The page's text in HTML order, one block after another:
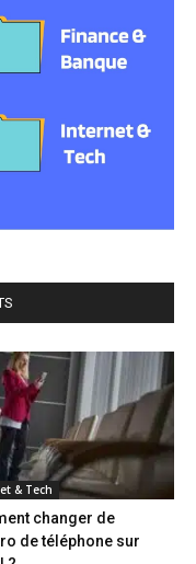
& Tech
changer de
de téléphone sur